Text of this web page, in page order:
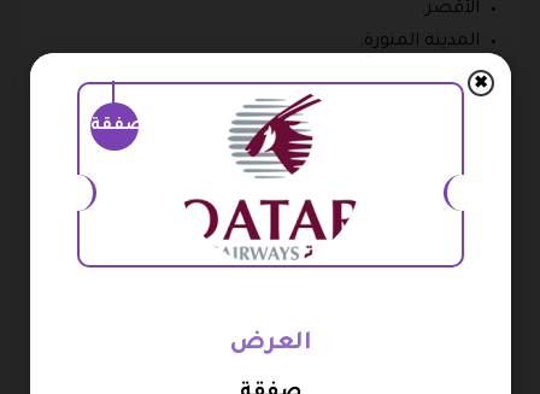
الأقصر.
المدينة المنورة.
الشارقة.
وتطلق القطرية للطيران هذه الرحلات إلى الوجهات الجديدة
بأقل سعر متوقع مع كود خصم القطرية للطيران.
الوجهات الأكثر شيوعًا على موقع
القطرية للطيران
صفقة
✖
العرض